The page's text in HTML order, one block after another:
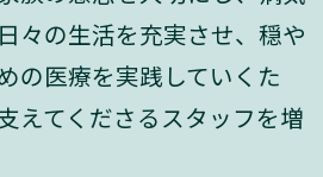
々の生活を充実させ、穏や
の医療を実践していくた
えてくださるスタッフを増